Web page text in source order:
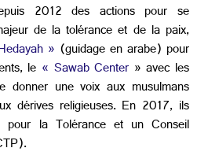
2012 des actions pour se
de la tolérance et de la paix,
» (guidage en arabe) pour
le « Sawab Center » avec les
une voix aux musulmans
dérives religieuses. En 2017, ils
pour la Tolérance et un Conseil